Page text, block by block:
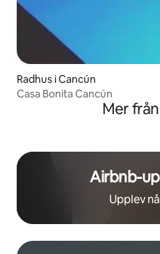
Radhus i Cancún
Casa Bonita Cancún
Mer
Airbnb-
Upplev